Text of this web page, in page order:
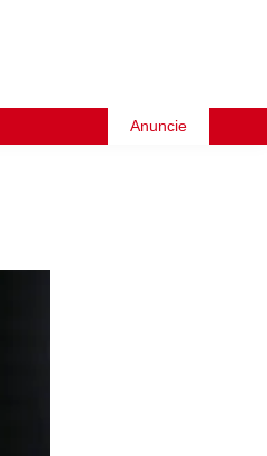
Anuncie